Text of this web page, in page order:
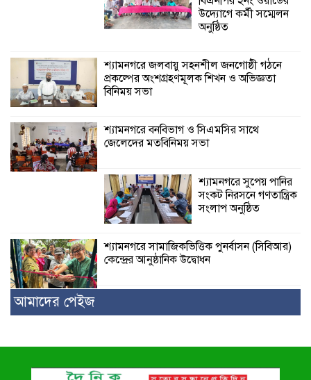
উদ্যোগে কর্মী সম্মেলন
অনুষ্ঠিত
শ্যামনগরে জলবায়ু সহনশীল জনগোষ্ঠী গঠনে
প্রকল্পের অংশগ্রহণমূলক শিখন ও অভিজ্ঞতা
বিনিময় সভা
শ্যামনগরে বনবিভাগ ও সিএমসির সাথে
জেলেদের মতবিনিময় সভা
শ্যামনগরে সুপেয় পানির
সংকট নিরসনে গণতান্ত্রিক
সংলাপ অনুষ্ঠিত
শ্যামনগরে সামাজিকভিত্তিক পুনর্বাসন (সিবিআর)
কেন্দ্রের আনুষ্ঠানিক উদ্বোধন
আমাদের পেইজ